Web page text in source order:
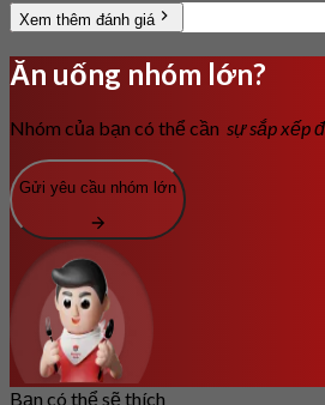
Xem thêm đánh giá
Ăn uống nhóm lớn?
Nhóm của bạn có thể cần sự sắp xếp
Gửi yêu cầu nhóm lớn
Bạn có thể sẽ thích